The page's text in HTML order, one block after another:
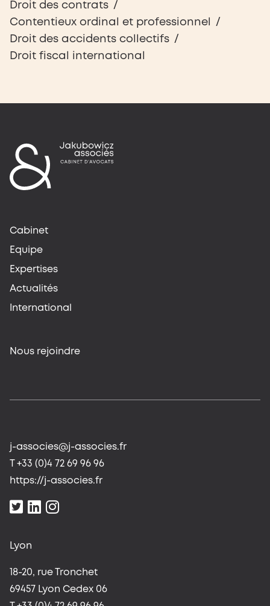
Droit des contrats
Contentieux ordinal et professionnel
Droit des accidents collectifs
Droit fiscal international
Cabinet
Equipe
Expertises
Actualités
International
Nous rejoindre
j-associes@j-associes.fr
T +33 (0)4 72 69 96 96
https://j-associes.fr
Lyon
18-20, rue Tronchet
69457 Lyon Cedex 06